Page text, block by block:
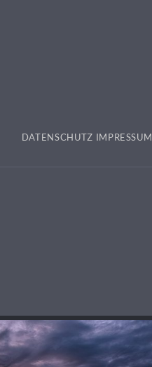
DATENSCHUTZ IMPRESSUM